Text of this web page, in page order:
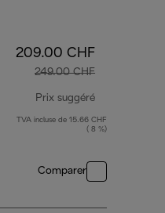
209.00 CHF
249.00 CHF
Prix suggéré
prix original
TVA incluse de 15.66 CHF
( 8 %)
Comparer